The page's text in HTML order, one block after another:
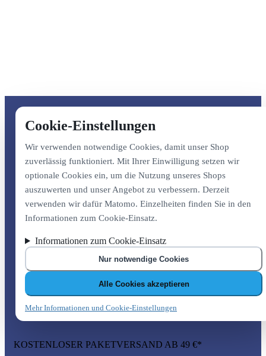
Cookie-Einstellungen
Wir verwenden notwendige Cookies, damit unser Shop
zuverlässig funktioniert. Mit Ihrer Einwilligung setzen wir
optionale Cookies ein, um die Nutzung unseres Shops
auszuwerten und unser Angebot zu verbessern. Derzeit
verwenden wir dafür Matomo. Einzelheiten finden Sie in den
Informationen zum Cookie-Einsatz.
Informationen zum Cookie-Einsatz
Nur notwendige Cookies
Alle Cookies akzeptieren
Mehr Informationen und Cookie-Einstellungen
KOSTENLOSER PAKETVERSAND AB 49 €*